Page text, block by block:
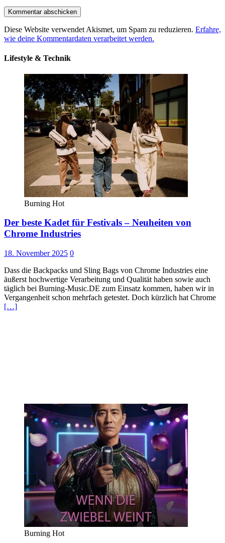
Diese Website verwendet Akismet, um Spam zu reduzieren. Erfahre,
wie deine Kommentardaten verarbeitet werden.
Lifestyle & Technik
Burning Hot
Der beste Kadet für Festivals – Neuheiten von
Chrome Industries
18. November 2025 0
Dass die Backpacks und Sling Bags von Chrome Industries eine
äußerst hochwertige Verarbeitung und Qualität haben sowie auch
täglich bei Burning-Music.DE zum Einsatz kommen, haben wir in
Vergangenheit schon mehrfach getestet. Doch kürzlich hat Chrome
[…]
Burning Hot